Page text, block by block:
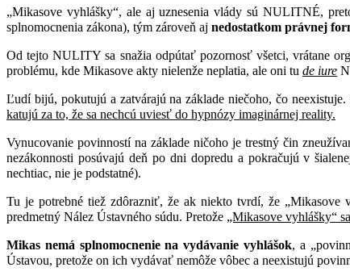
„Mikasove vyhlášky“, ale aj uznesenia vlády sú NULITNÉ,
splnomocnenia zákona), tým zároveň aj nedostatkom právnej
Od tejto NULITY sa snažia odpútať pozornosť všetci, vrátane
problému, kde Mikasove akty nielenže neplatia, ale oni tu de iure
Ľudí bijú, pokutujú a zatvárajú na základe niečoho, čo neexistuje.
katujú za to, že sa nechcú uviesť do hypnózy imaginárnej reality.
Vynucovanie povinností na základe ničoho je trestný čin
nezákonnosti posúvajú deň po dni dopredu a pokračujú v
nechtiac, nie je podstatné).
Tu je potrebné tiež zdôrazniť, že ak niekto tvrdí, že „Mikasove
predmetný Nález Ústavného súdu. Pretože „Mikasove vyhlášky“
Mikas nemá splnomocnenie na vydávanie vyhlášok, a
Ústavou, pretože on ich vydávať nemôže vôbec a neexistujú